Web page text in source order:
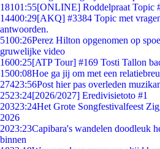
18101:55[ONLINE] Roddelpraat Topic
14400:29[AKQ] #3384 Topic met
antwoorden.
5100:26Perez Hilton opgenomen op
gruwelijke video
1600:25[ATP Tour] #169 Tosti Tallon
1500:08Hoe ga jij om met een
27423:56Post hier pas overleden
2523:24[2026/2027] Eredivisietoto #1
20323:24Het Grote Songfestivalfeest
2026
2023:23Capibara's wandelen doodleuk
binnen